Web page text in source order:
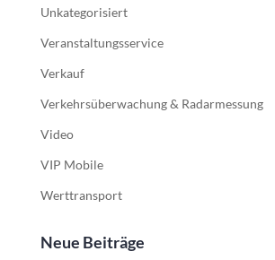
Unkategorisiert
Veranstaltungsservice
Verkauf
Verkehrsüberwachung & Radarmessung
Video
VIP Mobile
Werttransport
Neue Beiträge